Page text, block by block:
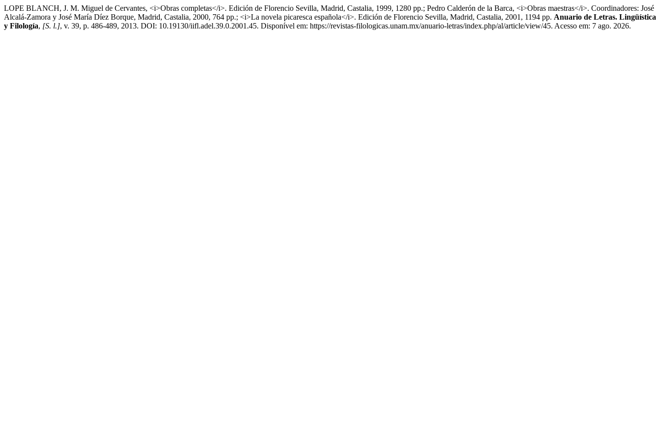
LOPE BLANCH, J. M. Miguel de Cervantes, <i>Obras completas</i>. Edición de Florencio Sevilla, Madrid, Castalia, 1999, 1280 pp.; Pedro Calderón de la Barca, <i>Obras maestras</i>. Coordinadores: José
Alcalá-Zamora y José María Díez Borque, Madrid, Castalia, 2000, 764 pp.; <i>La novela picaresca española</i>. Edición de Florencio Sevilla, Madrid, Castalia, 2001, 1194 pp. Anuario de Letras. Lingüística
y Filología, [S. l.], v. 39, p. 486-489, 2013. DOI: 10.19130/iifl.adel.39.0.2001.45. Disponível em: https://revistas-filologicas.unam.mx/anuario-letras/index.php/al/article/view/45. Acesso em: 7 ago. 2026.